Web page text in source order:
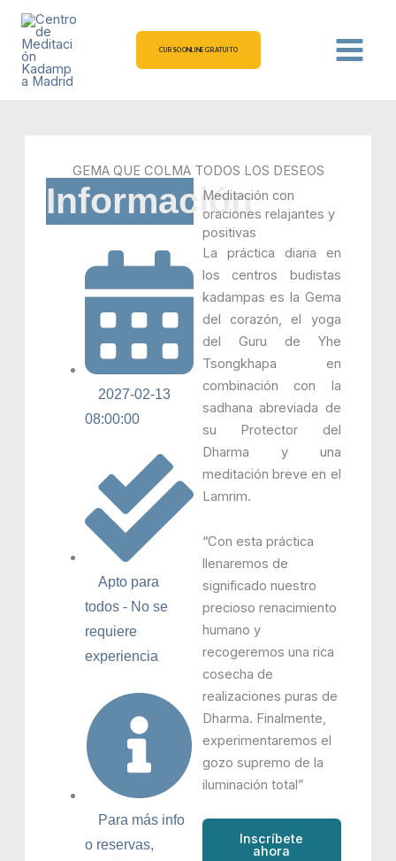
contenido
CURSO ONLINE GRATUITO
GEMA QUE COLMA TODOS LOS DESEOS
Información
2027-02-13
08:00:00
Apto para
todos - No se
requiere
experiencia
Para más info
o reservas,
Meditación con
oraciones relajantes y
positivas
La práctica diaria en
los centros budistas
kadampas es la Gema
del corazón, el yoga
del Guru de Yhe
Tsongkhapa en
combinación con la
sadhana abreviada de
su Protector del
Dharma y una
meditación breve en el
Lamrim.
“Con esta práctica
llenaremos de
significado nuestro
precioso renacimiento
humano y
recogeremos una rica
cosecha de
realizaciones puras de
Dharma. Finalmente,
experimentaremos el
gozo supremo de la
iluminación total”
Inscríbete
ahora